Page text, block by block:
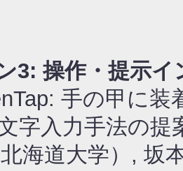
3: 操作・提示
手の甲に
字入力手法の提
海道大学）, 坂